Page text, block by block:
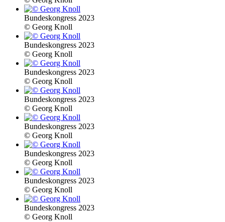
Bundeskongress 2023
© Georg Knoll
Bundeskongress 2023
© Georg Knoll
Bundeskongress 2023
© Georg Knoll
Bundeskongress 2023
© Georg Knoll
Bundeskongress 2023
© Georg Knoll
Bundeskongress 2023
© Georg Knoll
Bundeskongress 2023
© Georg Knoll
Bundeskongress 2023
© Georg Knoll